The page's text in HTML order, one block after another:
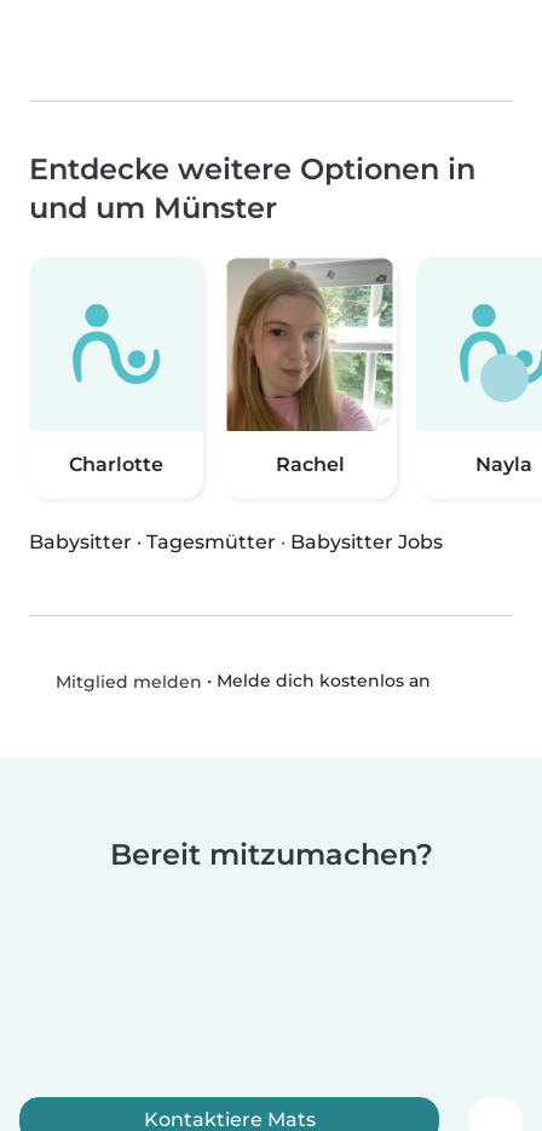
Entdecke weitere Optionen in
und um Münster
Charlotte Rachel Nayla
Babysitter · Tagesmütter · Babysitter Jobs
Mitglied melden • Melde dich kostenlos an
Bereit mitzumachen?
Kontaktiere Mats